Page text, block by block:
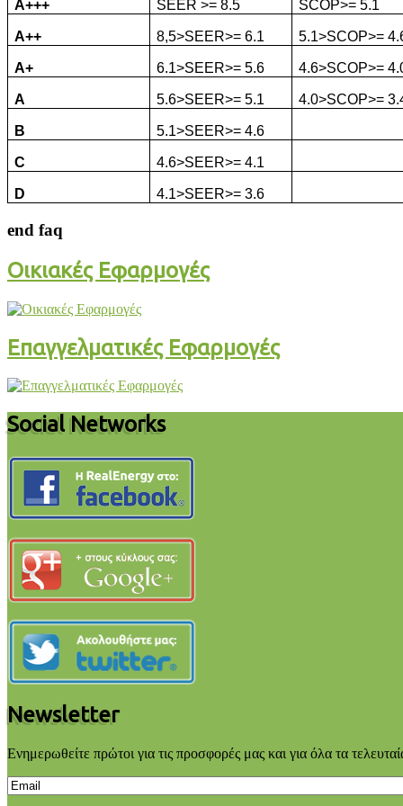
A+++ SEER >= 8.5 SCOP>= 5.1
A++ 8,5>SEER>= 6.1 5.1>SCOP>=
A+ 6.1>SEER>= 5.6 4.6>SCOP>=
A 5.6>SEER>= 5.1 4.0>SCOP>=
B 5.1>SEER>= 4.6
C 4.6>SEER>= 4.1
D 4.1>SEER>= 3.6
end faq
Οικιακές Εφαρμογές
Επαγγελματικές Εφαρμογές
Social Networks
Newsletter
Ενημερωθείτε πρώτοι για τις προσφορές μας και για όλα τα